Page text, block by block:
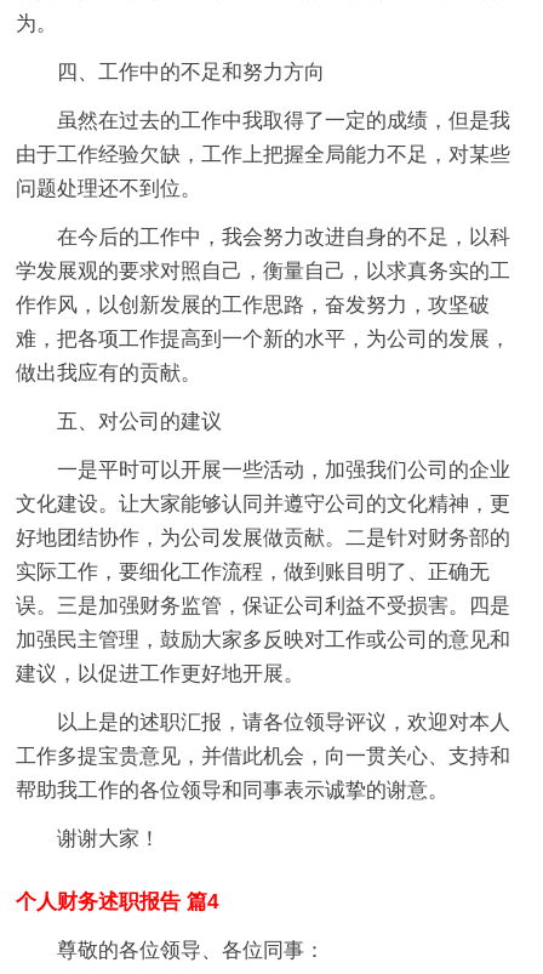
为。
四、工作中的不足和努力方向
虽然在过去的工作中我取得了一定的成绩，但是我
由于工作经验欠缺，工作上把握全局能力不足，对某些
问题处理还不到位。
在今后的工作中，我会努力改进自身的不足，以科
学发展观的要求对照自己，衡量自己，以求真务实的工
作作风，以创新发展的工作思路，奋发努力，攻坚破
难，把各项工作提高到一个新的水平，为公司的发展，
做出我应有的贡献。
五、对公司的建议
一是平时可以开展一些活动，加强我们公司的企业
文化建设。让大家能够认同并遵守公司的文化精神，更
好地团结协作，为公司发展做贡献。二是针对财务部的
实际工作，要细化工作流程，做到账目明了、正确无
误。三是加强财务监管，保证公司利益不受损害。四是
加强民主管理，鼓励大家多反映对工作或公司的意见和
建议，以促进工作更好地开展。
以上是的述职汇报，请各位领导评议，欢迎对本人
工作多提宝贵意见，并借此机会，向一贯关心、支持和
帮助我工作的各位领导和同事表示诚挚的谢意。
谢谢大家！
个人财务述职报告 篇4
尊敬的各位领导、各位同事：